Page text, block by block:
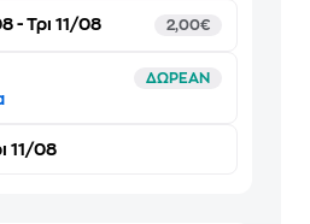
- Τρι 11/08 2,00€
ΔΩΡΕΑΝ
11/08